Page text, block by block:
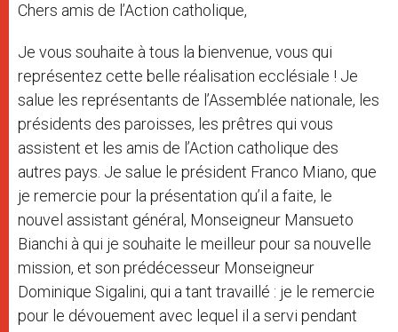
Chers amis de l’Action catholique,
Je vous souhaite à tous la bienvenue, vous qui
représentez cette belle réalisation ecclésiale ! Je
salue les représentants de l’Assemblée nationale, les
présidents des paroisses, les prêtres qui vous
assistent et les amis de l’Action catholique des
autres pays. Je salue le président Franco Miano, que
je remercie pour la présentation qu’il a faite, le
nouvel assistant général, Monseigneur Mansueto
Bianchi à qui je souhaite le meilleur pour sa nouvelle
mission, et son prédécesseur Monseigneur
Dominique Sigalini, qui a tant travaillé : je le remercie
pour le dévouement avec lequel il a servi pendant